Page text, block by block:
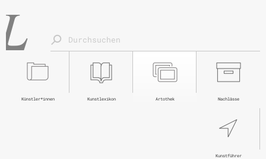
Nachlässe
Artothek
Kunstlexikon
Künstler*innen
Kunstführer